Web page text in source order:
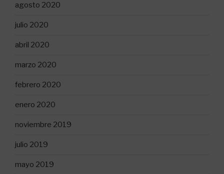
agosto 2020
julio 2020
abril 2020
marzo 2020
febrero 2020
enero 2020
noviembre 2019
julio 2019
mayo 2019